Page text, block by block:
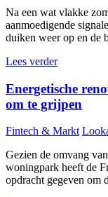
Na een wat vlakke
aanmoedigende
duiken weer op en de
Lees verder
Energetische
om te grijpen
Fintech & Markt
Gezien de omvang
woningpark heeft de
opdracht gegeven om